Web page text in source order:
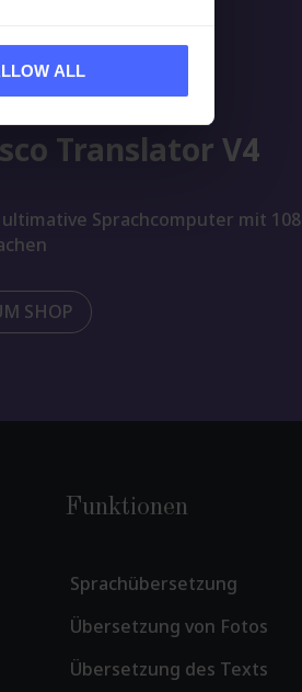
ALL
Translator V4
Sprachcomputer mit 108
SHOP
Funktionen
Sprachübersetzung
Übersetzung von Fotos
Übersetzung des Texts